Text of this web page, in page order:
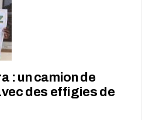
: un camion de
des effigies de